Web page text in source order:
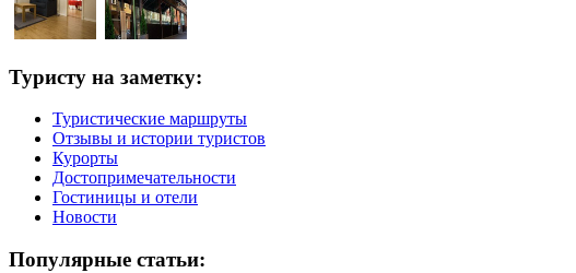
Туристу на заметку:
Туристические маршруты
Отзывы и истории туристов
Курорты
Достопримечательности
Гостиницы и отели
Новости
Популярные статьи: